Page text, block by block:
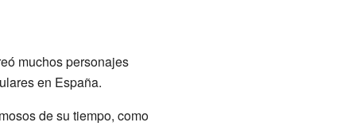
muchos personajes
en España.
de su tiempo, como